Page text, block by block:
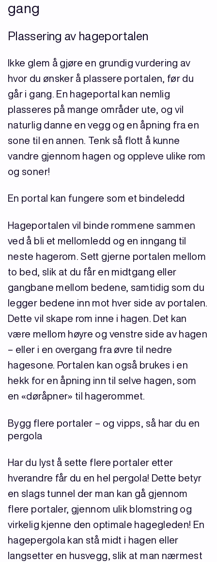
gang
Plassering av hageportalen
Ikke glem å gjøre en grundig vurdering av
hvor du ønsker å plassere portalen, før du
går i gang. En hageportal kan nemlig
plasseres på mange områder ute, og vil
naturlig danne en vegg og en åpning fra en
sone til en annen. Tenk så flott å kunne
vandre gjennom hagen og oppleve ulike rom
og soner!
En portal kan fungere som et bindeledd
Hageportalen vil binde rommene sammen
ved å bli et mellomledd og en inngang til
neste hagerom. Sett gjerne portalen mellom
to bed, slik at du får en midtgang eller
gangbane mellom bedene, samtidig som du
legger bedene inn mot hver side av portalen.
Dette vil skape rom inne i hagen. Det kan
være mellom høyre og venstre side av hagen
– eller i en overgang fra øvre til nedre
hagesone. Portalen kan også brukes i en
hekk for en åpning inn til selve hagen, som
en «døråpner» til hagerommet.
Bygg flere portaler – og vipps, så har du en
pergola
Har du lyst å sette flere portaler etter
hverandre får du en hel pergola! Dette betyr
en slags tunnel der man kan gå gjennom
flere portaler, gjennom ulik blomstring og
virkelig kjenne den optimale hagegleden! En
hagepergola kan stå midt i hagen eller
langsetter en husvegg, slik at man nærmest